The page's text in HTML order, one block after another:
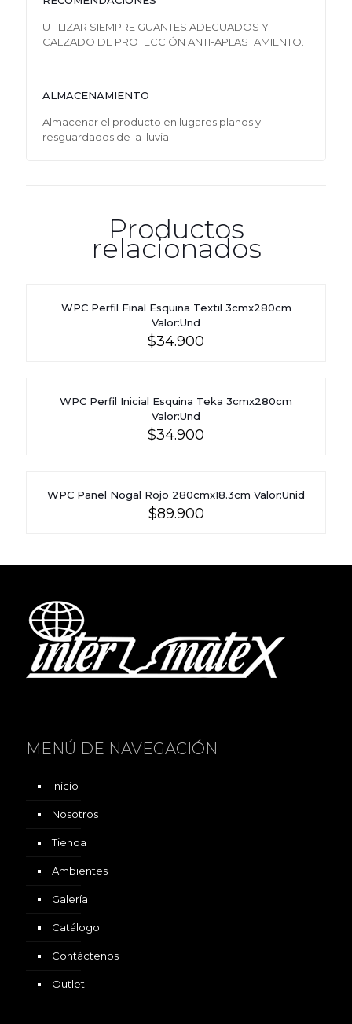
UTILIZAR SIEMPRE GUANTES ADECUADOS Y
CALZADO DE PROTECCIÓN ANTI-APLASTAMIENTO.
ALMACENAMIENTO
Almacenar el producto en lugares planos y
resguardados de la lluvia.
Productos
relacionados
WPC Perfil Final Esquina Textil 3cmx280cm
Valor:Und
$34.900
WPC Perfil Inicial Esquina Teka 3cmx280cm
Valor:Und
$34.900
WPC Panel Nogal Rojo 280cmx18.3cm Valor:Unid
$89.900
MENÚ DE NAVEGACIÓN
Inicio
Nosotros
Tienda
Ambientes
Galería
Catálogo
Contáctenos
Outlet